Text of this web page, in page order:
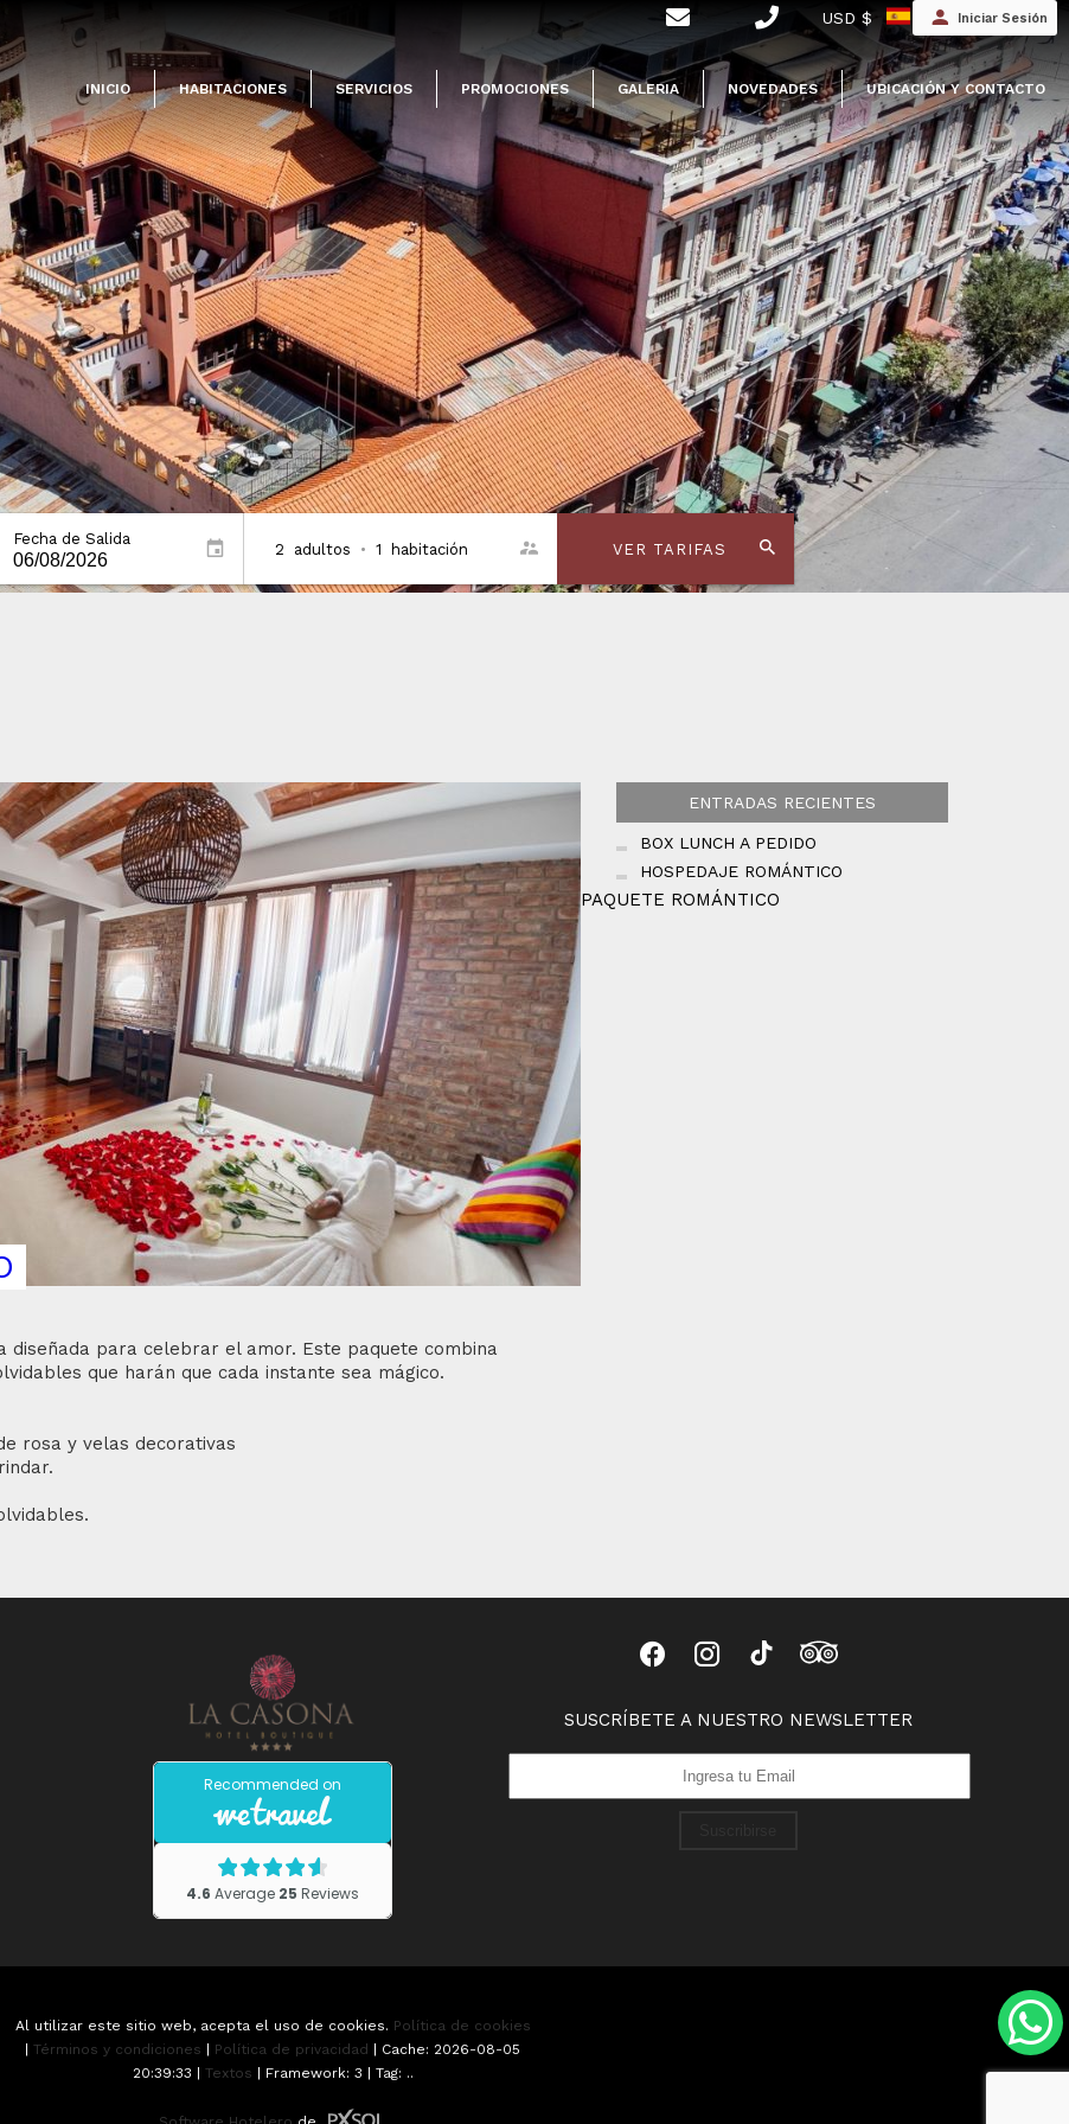
INICIO HABITACIONES SERVICIOS PROMOCIONES GALERIA NOVEDADES UBICACIÓN Y CONTACTO
USD $ Iniciar Sesión
Fecha de Salida
2 adultos • 1 habitación VER TARIFAS
diseñada para celebrar el amor. Este paquete combina
que harán que cada instante sea mágico.
rosa y velas decorativas
ENTRADAS RECIENTES
BOX LUNCH A PEDIDO
HOSPEDAJE ROMÁNTICO
PAQUETE ROMÁNTICO
SUSCRÍBETE A NUESTRO NEWSLETTER
Al utilizar este sitio web, acepta el uso de cookies. Política de cookies
Términos y condiciones Política de privacidad
Cache: 2026-08-05
20:39:33 | Textos Framework: 3 | Tag: ..